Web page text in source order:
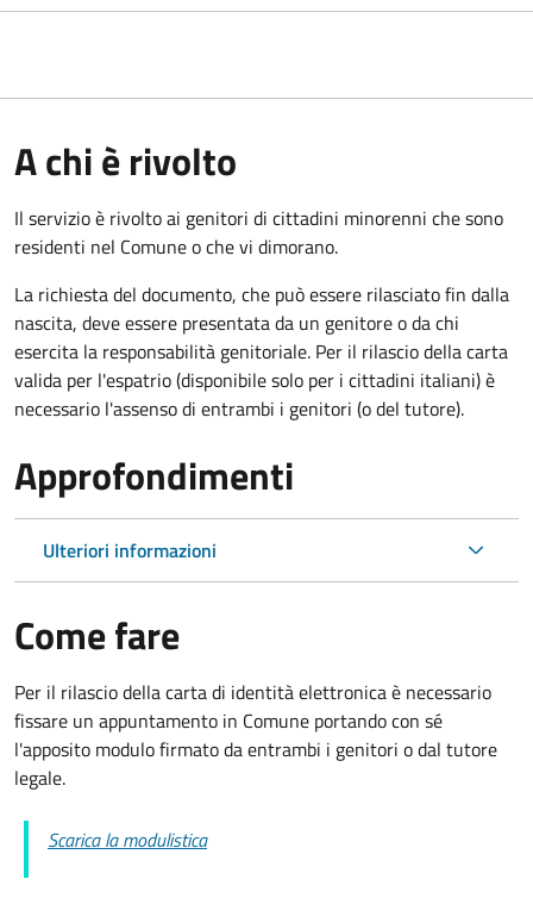
A chi è rivolto
Il servizio è rivolto ai genitori di cittadini minorenni che sono
residenti nel Comune o che vi dimorano.
La richiesta del documento, che può essere rilasciato fin dalla
nascita, deve essere presentata da un genitore o da chi
esercita la responsabilità genitoriale. Per il rilascio della carta
valida per l'espatrio (disponibile solo per i cittadini italiani) è
necessario l'assenso di entrambi i genitori (o del tutore).
Approfondimenti
Ulteriori informazioni
Come fare
Per il rilascio della carta di identità elettronica è necessario
fissare un appuntamento in Comune portando con sé
l'apposito modulo firmato da entrambi i genitori o dal tutore
legale.
Scarica la modulistica